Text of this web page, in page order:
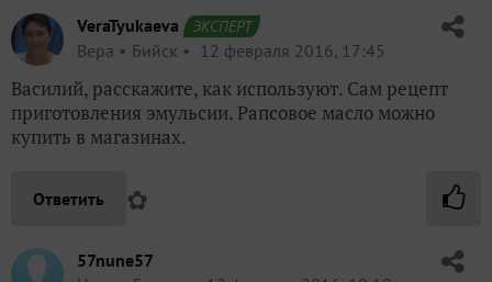
VeraTyukaeva ЭКСПЕРТ
Вера Бийск 12 февраля 2016, 17:45
Василий, расскажите, как используют. Сам рецепт
приготовления эмульсии. Рапсовое масло можно
купить в магазинах.
Ответить ✿
57nune57